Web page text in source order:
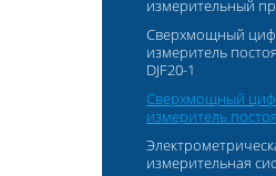
измерительный
Сверхмощный
измеритель
DJF20-1
Сверхмощный
измеритель
измерительная